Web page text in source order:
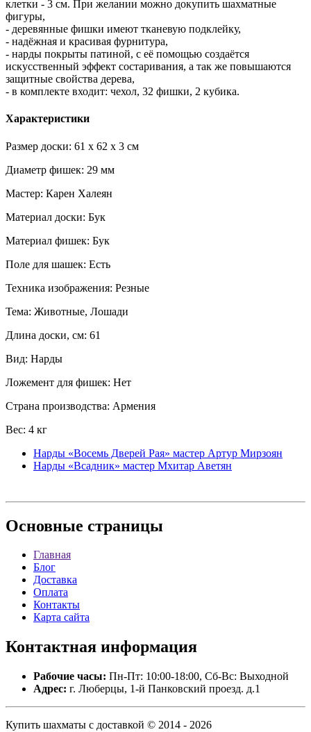
клетки - 3 см. При желании можно докупить шахматные
фигуры,
- деревянные фишки имеют тканевую подклейку,
- надёжная и красивая фурнитура,
- нарды покрыты патиной, с её помощью создаётся
искусственный эффект состаривания, а так же повышаются
защитные свойства дерева,
- в комплекте входит: чехол, 32 фишки, 2 кубика.
Характеристики
Размер доски: 61 x 62 x 3 см
Диаметр фишек: 29 мм
Мастер: Карен Халеян
Материал доски: Бук
Материал фишек: Бук
Поле для шашек: Есть
Техника изображения: Резные
Тема: Животные, Лошади
Длина доски, см: 61
Вид: Нарды
Ложемент для фишек: Нет
Страна производства: Армения
Вес: 4 кг
Нарды «Восемь Дверей Рая» мастер Артур Мирзоян
Нарды «Всадник» мастер Мхитар Аветян
Основные страницы
Главная
Блог
Доставка
Оплата
Контакты
Карта сайта
Контактная информация
Рабочие часы: Пн-Пт: 10:00-18:00, Сб-Вс: Выходной
Адрес: г. Люберцы, 1-й Панковский проезд. д.1
Купить шахматы с доставкой © 2014 - 2026